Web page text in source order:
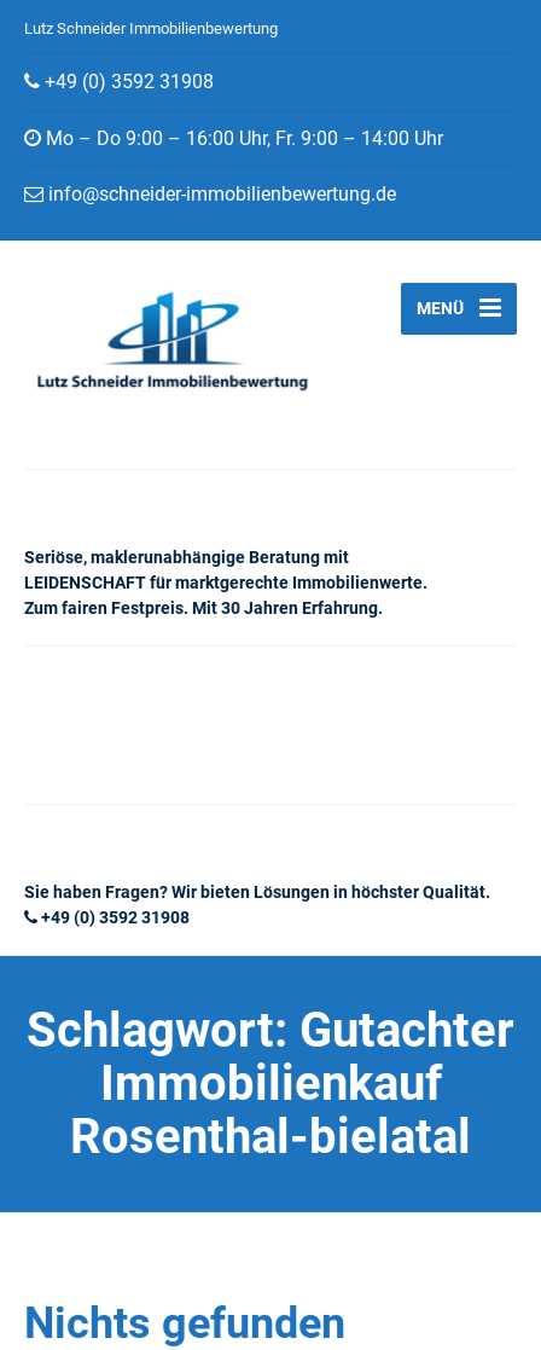
Lutz Schneider Immobilienbewertung
+49 (0) 3592 31908
Mo – Do 9:00 – 16:00 Uhr, Fr. 9:00 – 14:00 Uhr
info@schneider-immobilienbewertung.de
Seriöse, maklerunabhängige Beratung mit
LEIDENSCHAFT für marktgerechte Immobilienwerte.
Zum fairen Festpreis. Mit 30 Jahren Erfahrung.
MENÜ
Sie haben Fragen? Wir bieten Lösungen in höchster Qualität.
+49 (0) 3592 31908
Schlagwort: Gutachter
Immobilienkauf
Rosenthal-bielatal
Nichts gefunden